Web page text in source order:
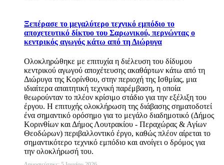
Ξεπέρασε το μεγαλύτερο τεχνικό εμπόδιο το
αποχετευτικό δίκτυο του Σαρωνικού, περνώντας ο
κεντρικός αγωγός κάτω από τη Διώρυγα
Ολοκληρώθηκε με επιτυχία η διέλευση του δίδυμου
κεντρικού αγωγού αποχέτευσης ακαθάρτων κάτω από τη
Διώρυγα της Κορίνθου, στην περιοχή της Ισθμίας, μια
ιδιαίτερα απαιτητική τεχνική παρέμβαση, η οποία
θεωρούνταν το πλέον κρίσιμο στάδιο για την εξέλιξη του
έργου. Η επιτυχής ολοκλήρωση της διάβασης σηματοδοτεί
ένα σημαντικό ορόσημο για το μεγάλο διαδημοτικό (Δήμος
Κορινθίων και Δήμος Λουτρακίου - Περαχώρας & Αγίων
Θεοδώρων) περιβαλλοντικό έργο, καθώς πλέον αίρεται το
σημαντικότερο τεχνικό εμπόδιο και ανοίγει ο δρόμος για
την ολοκλήρωσή του.